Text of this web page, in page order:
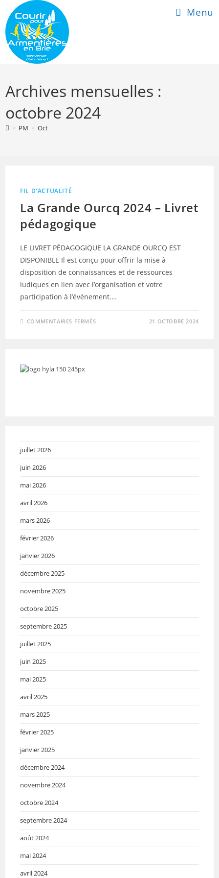
content
Menu
Archives mensuelles :
octobre 2024
> PM > Oct
FIL D'ACTUALITÉ
La Grande Ourcq 2024 – Livret
pédagogique
LE LIVRET PÉDAGOGIQUE LA GRANDE OURCQ EST
DISPONIBLE Il est conçu pour offrir la mise à
disposition de connaissances et de ressources
ludiques en lien avec l’organisation et votre
participation à l’événement.…
COMMENTAIRES FERMÉSSUR 21 OCTOBRE 2024
juillet 2026
juin 2026
mai 2026
avril 2026
mars 2026
février 2026
janvier 2026
décembre 2025
novembre 2025
octobre 2025
septembre 2025
juillet 2025
juin 2025
mai 2025
avril 2025
mars 2025
février 2025
janvier 2025
décembre 2024
novembre 2024
octobre 2024
septembre 2024
août 2024
mai 2024
avril 2024